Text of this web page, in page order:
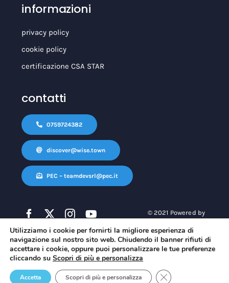
informazioni
privacy policy
cookie policy
certificazione CSA STAR
contatti
0759724382
discover@wise.town
PEC – teamdevsrl@pec.it
© 2021 Powered by
FESR 2014-2020
Utilizziamo i cookie per fornirti la migliore esperienza di
navigazione sul nostro sito web. Chiudendo il banner rifiuti di
accettare i cookie, oppure puoi personalizzare le tue preferenze
cliccando su Scopri di più e personalizza
Accetta Scopri di più e personalizza Close GDPR Cookie